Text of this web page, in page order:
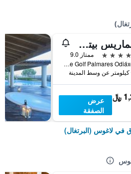
بالماريس بيتش هاوس هوتل - لدالتس فريندلي
ممتاز 9.0
Campo de Golf Palmares Odiáxere, لاغوس (البرتغال), منطقة فارو, البرتغال
﷼
عرض
الصفقة
في لاغوس (البرتغال)